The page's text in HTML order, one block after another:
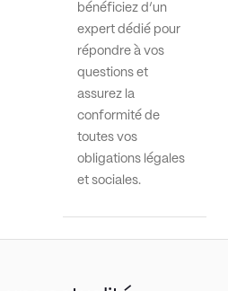
bénéficiez d’un
expert dédié pour
répondre à vos
questions et
assurez la
conformité de
toutes vos
obligations légales
et sociales.